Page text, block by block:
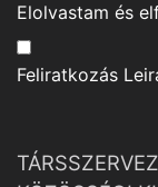
Elolvastam és
Feliratkozás